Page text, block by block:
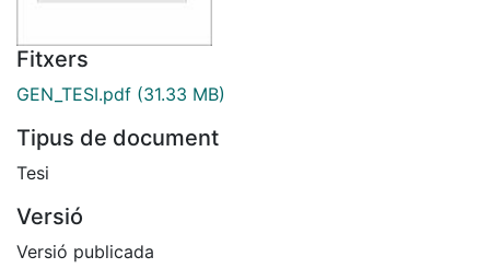
Fitxers
GEN_TESI.pdf (31.33 MB)
Tipus de document
Tesi
Versió
Versió publicada